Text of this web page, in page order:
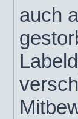
auch